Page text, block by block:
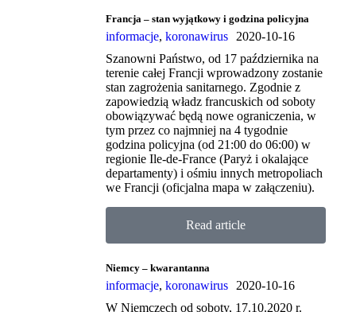
Francja – stan wyjątkowy i godzina policyjna
informacje, koronawirus 2020-10-16
Szanowni Państwo, od 17 października na
terenie całej Francji wprowadzony zostanie
stan zagrożenia sanitarnego. Zgodnie z
zapowiedzią władz francuskich od soboty
obowiązywać będą nowe ograniczenia, w
tym przez co najmniej na 4 tygodnie
godzina policyjna (od 21:00 do 06:00) w
regionie Ile-de-France (Paryż i okalające
departamenty) i ośmiu innych metropoliach
we Francji (oficjalna mapa w załączeniu).
Read article
Niemcy – kwarantanna
informacje, koronawirus
2020-10-16
W Niemczech od soboty, 17.10.2020 r.